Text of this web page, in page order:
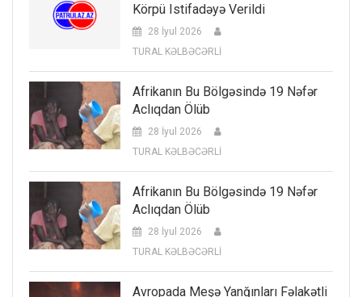
Körpü Istifadəyə Verildi
28 İyul 2026
TURAL KƏLBƏCƏRLİ
Afrikanın Bu Bölgəsində 19 Nəfər
Aclıqdan Ölüb
28 İyul 2026
TURAL KƏLBƏCƏRLİ
Afrikanın Bu Bölgəsində 19 Nəfər
Aclıqdan Ölüb
28 İyul 2026
TURAL KƏLBƏCƏRLİ
Avropada Meşə Yanğınları Fəlakətli